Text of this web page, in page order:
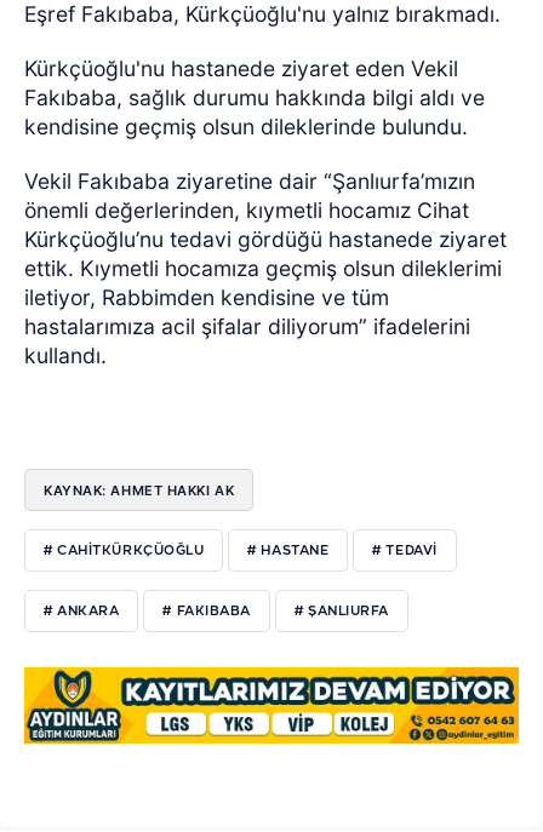
Eşref Fakıbaba, Kürkçüoğlu'nu yalnız bırakmadı.
Kürkçüoğlu'nu hastanede ziyaret eden Vekil
Fakıbaba, sağlık durumu hakkında bilgi aldı ve
kendisine geçmiş olsun dileklerinde bulundu.
Vekil Fakıbaba ziyaretine dair “Şanlıurfa’mızın
önemli değerlerinden, kıymetli hocamız Cihat
Kürkçüoğlu’nu tedavi gördüğü hastanede ziyaret
ettik. Kıymetli hocamıza geçmiş olsun dileklerimi
iletiyor, Rabbimden kendisine ve tüm
hastalarımıza acil şifalar diliyorum” ifadelerini
kullandı.
KAYNAK: AHMET HAKKI AK
# CAHITKÜRKÇÜOĞLU # HASTANE # TEDAVI
# ANKARA # FAKIBABA # ŞANLIURFA